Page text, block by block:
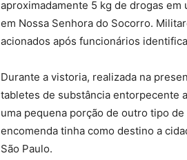
aproximadamente 5 kg de drogas
em Nossa Senhora do Socorro.
acionados após funcionários
Durante a vistoria, realizada na
tabletes de substância entorpecente
uma pequena porção de outro tipo
encomenda tinha como destino a
São Paulo.